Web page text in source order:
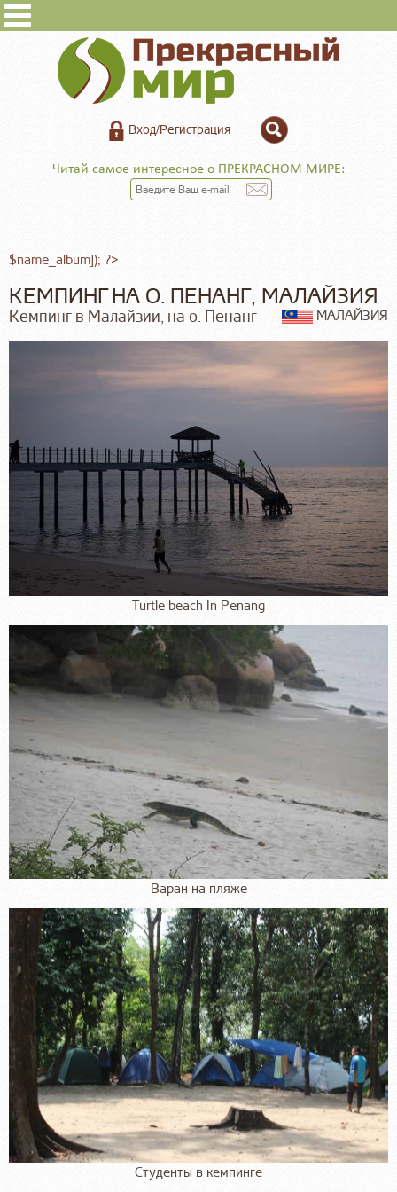
Вход/Регистрация
Читай самое интересное о ПРЕКРАСНОМ МИРЕ:
$name_album]); ?>
КЕМПИНГ НА О. ПЕНАНГ, МАЛАЙЗИЯ
Кемпинг в Малайзии, на о. Пенанг МАЛАЙЗИЯ
Turtle beach In Penang
Варан на пляже
Студенты в кемпинге